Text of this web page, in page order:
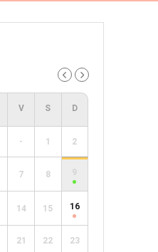
- 1 2
7 8 9
14 15 16
21 22 23